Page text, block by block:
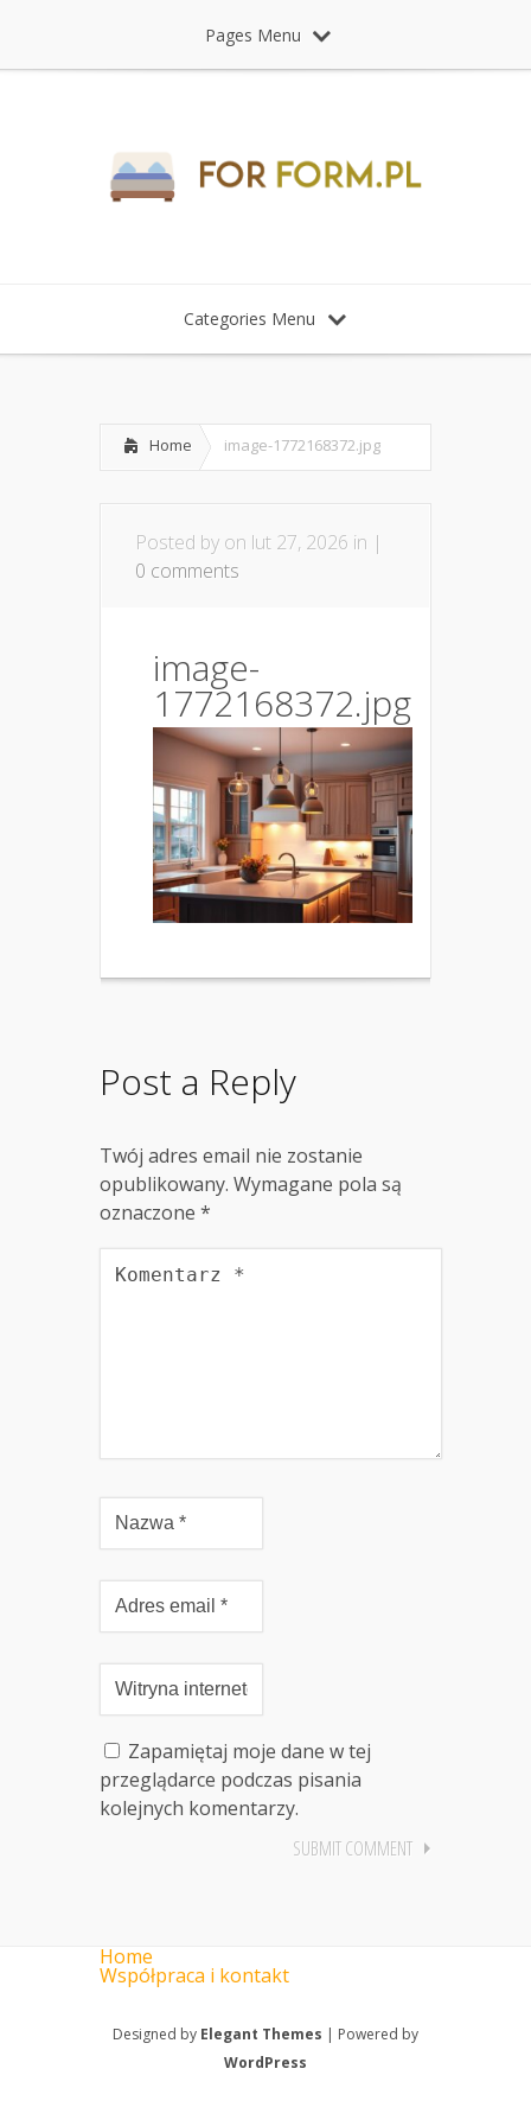
Pages Menu
Categories Menu
Home image-1772168372.jpg
Posted by on lut 27, 2026 in |
0 comments
image-
1772168372.jpg
Post a Reply
Twój adres email nie zostanie
opublikowany. Wymagane pola są
oznaczone *
Zapamiętaj moje dane w tej
przeglądarce podczas pisania
kolejnych komentarzy.
Home
Współpraca i kontakt
Designed by Elegant Themes | Powered by
WordPress